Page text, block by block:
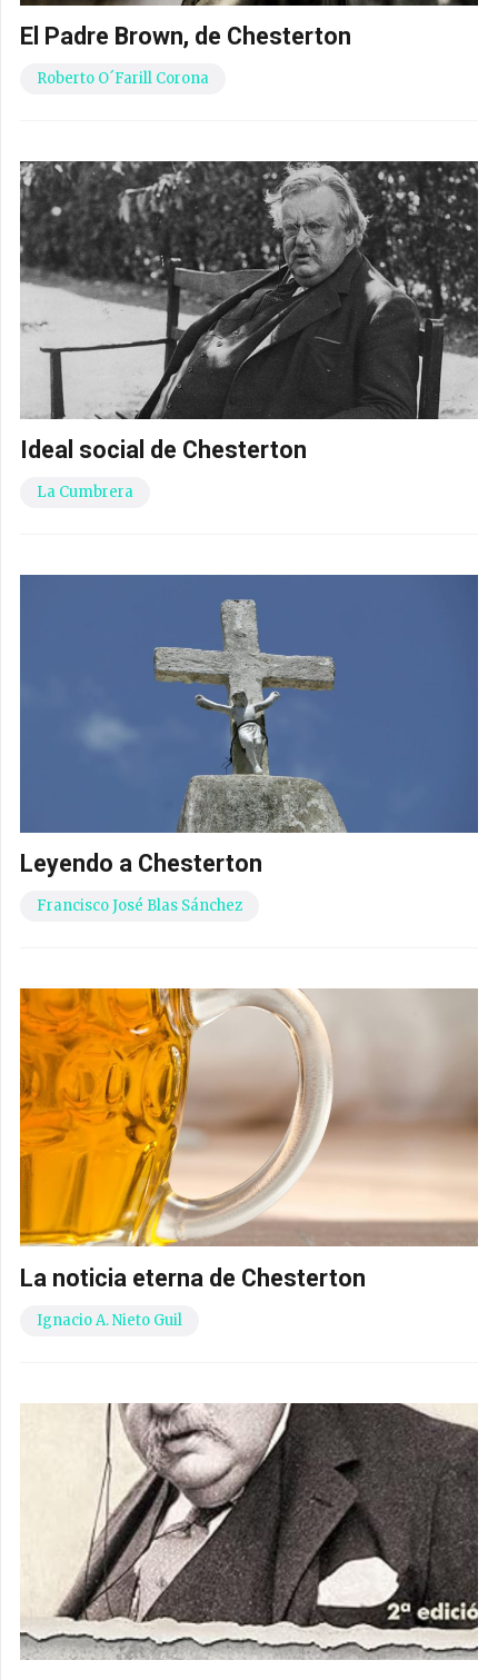
El Padre Brown, de Chesterton
Roberto O´Farill Corona
Ideal social de Chesterton
La Cumbrera
Leyendo a Chesterton
Francisco José Blas Sánchez
La noticia eterna de Chesterton
Ignacio A. Nieto Guil